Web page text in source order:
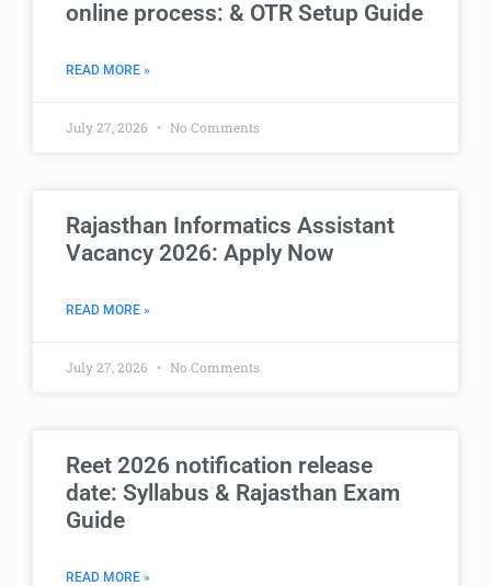
online process: & OTR Setup Guide
READ MORE »
July 27, 2026 No Comments
Rajasthan Informatics Assistant
Vacancy 2026: Apply Now
READ MORE »
July 27, 2026 No Comments
Reet 2026 notification release
date: Syllabus & Rajasthan Exam
Guide
READ MORE »